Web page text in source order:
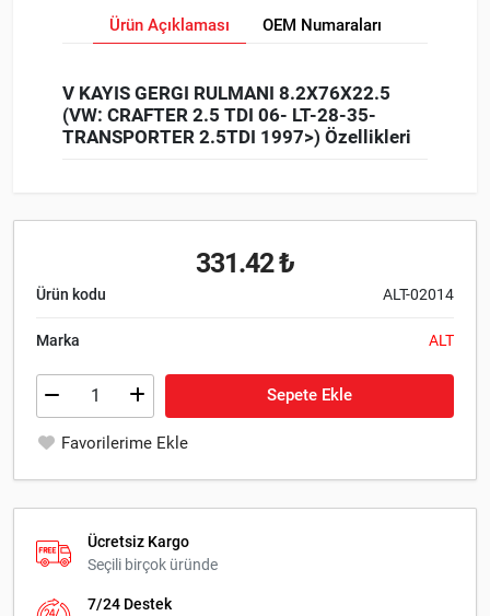
Ürün Açıklaması OEM Numaraları
V KAYIS GERGI RULMANI 8.2X76X22.5
(VW: CRAFTER 2.5 TDI 06- LT-28-35-
TRANSPORTER 2.5TDI 1997>) Özellikleri
331.42 ₺
Ürün kodu ALT-02014
Marka ALT
Sepete Ekle
Favorilerime Ekle
Ücretsiz Kargo
Seçili birçok üründe
7/24 Destek